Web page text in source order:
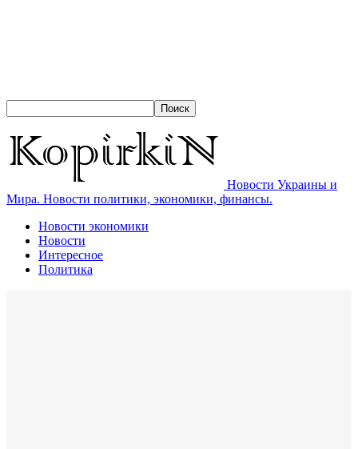
Новости Украины и
Мира. Новости политики, экономики, финансы.
Новости экономики
Новости
Интересное
Политика